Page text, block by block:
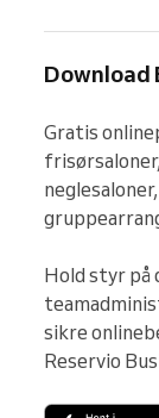
Download
Gratis
Hold styr på
sikre
Reservio